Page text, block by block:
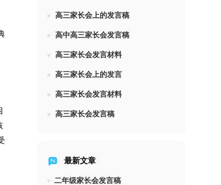
高三家长会上的发言稿
高中高三家长会发言稿
高三家长会发言材料
高三家长会上的发言
高三家长会发言材料
高三家长会发言稿
最新文章
二年级家长会发言稿